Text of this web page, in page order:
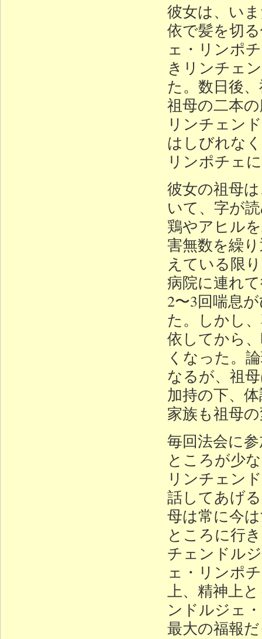
彼女は、い
依で髪を切
ェ・リンポ
きリンチェ
た。数日後
祖母の二本
リンチェン
はしびれな
リンポチェ
彼女の祖母
いて、字が
鶏やアヒル
害無数を繰
えている限
病院に連れ
2〜3回喘息
た。しかし
依してから
くなった。
なるが、祖
加持の下、
家族も祖母
毎回法会に
ところが少
リンチェン
話してあげ
母は常に今
ところに行
チェンドル
ェ・リンポ
上、精神上
ンドルジェ
最大の福報